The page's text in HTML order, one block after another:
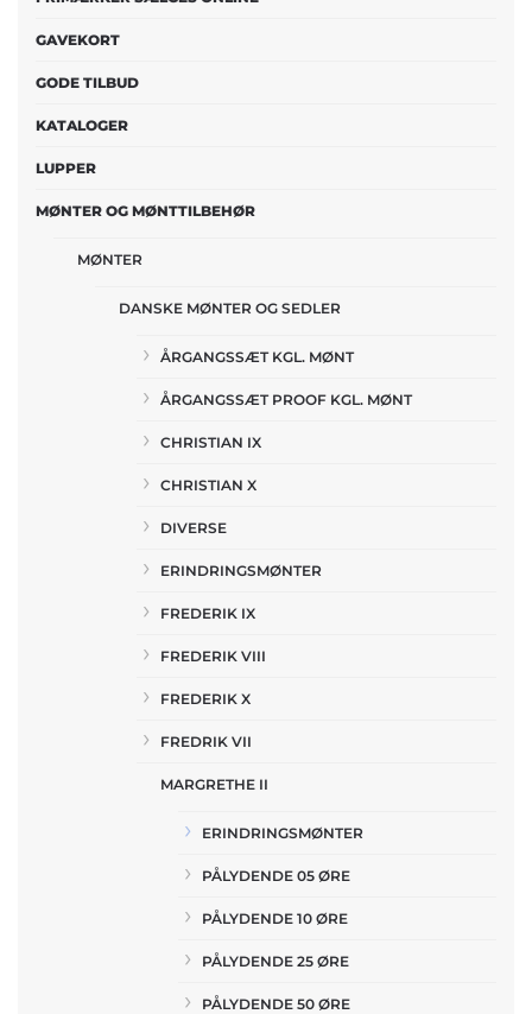
GAVEKORT
GODE TILBUD
KATALOGER
LUPPER
MØNTER OG MØNTTILBEHØR
MØNTER
DANSKE MØNTER OG SEDLER
ÅRGANGSSÆT KGL. MØNT
ÅRGANGSSÆT PROOF KGL. MØNT
CHRISTIAN IX
CHRISTIAN X
DIVERSE
ERINDRINGSMØNTER
FREDERIK IX
FREDERIK VIII
FREDERIK X
FREDRIK VII
MARGRETHE II
ERINDRINGSMØNTER
PÅLYDENDE 05 ØRE
PÅLYDENDE 10 ØRE
PÅLYDENDE 25 ØRE
PÅLYDENDE 50 ØRE